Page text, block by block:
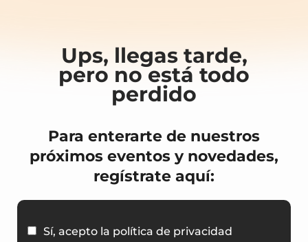
Ups, llegas tarde,
pero no está todo
perdido
Para enterarte de nuestros
próximos eventos y novedades,
regístrate aquí:
Sí, acepto la política de privacidad